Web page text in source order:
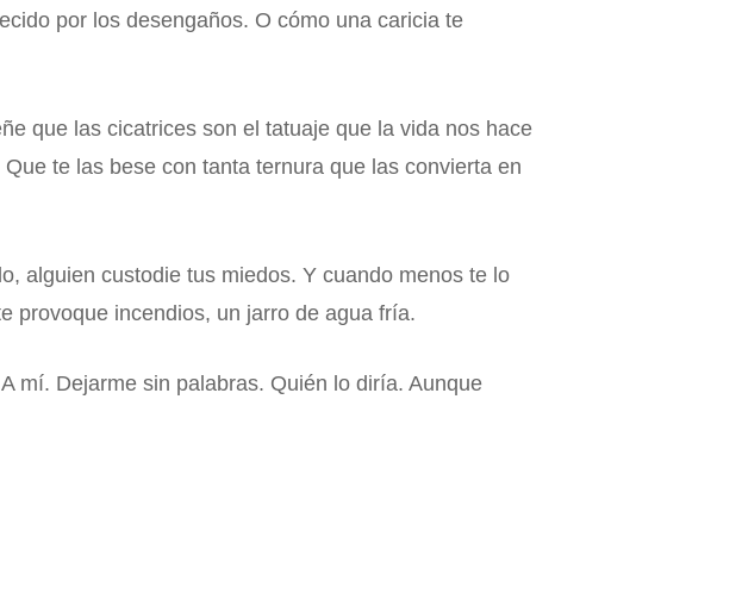
por los desengaños. O cómo una caricia te
que las cicatrices son el tatuaje que la vida nos hace
te las bese con tanta ternura que las convierta en
alguien custodie tus miedos. Y cuando menos te lo
provoque incendios, un jarro de agua fría.
mí. Dejarme sin palabras. Quién lo diría. Aunque